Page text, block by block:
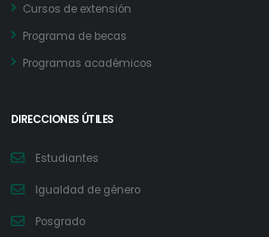
Cursos de extensión
Programa de becas
Programas académicos
DIRECCIONES ÚTILES
Estudiantes
Igualdad de género
Posgrado